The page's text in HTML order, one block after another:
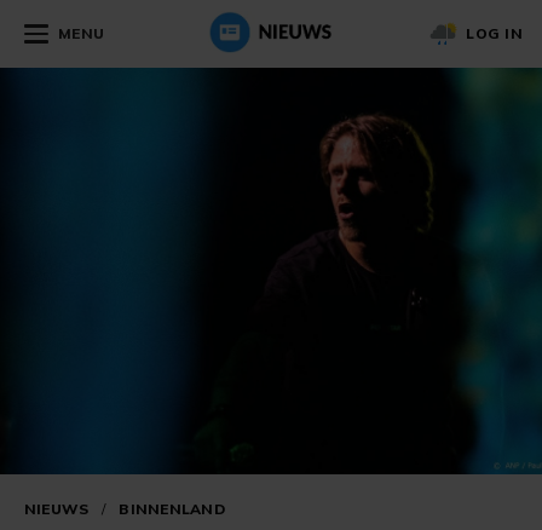
MENU LOG IN
NIEUWS / BINNENLAND